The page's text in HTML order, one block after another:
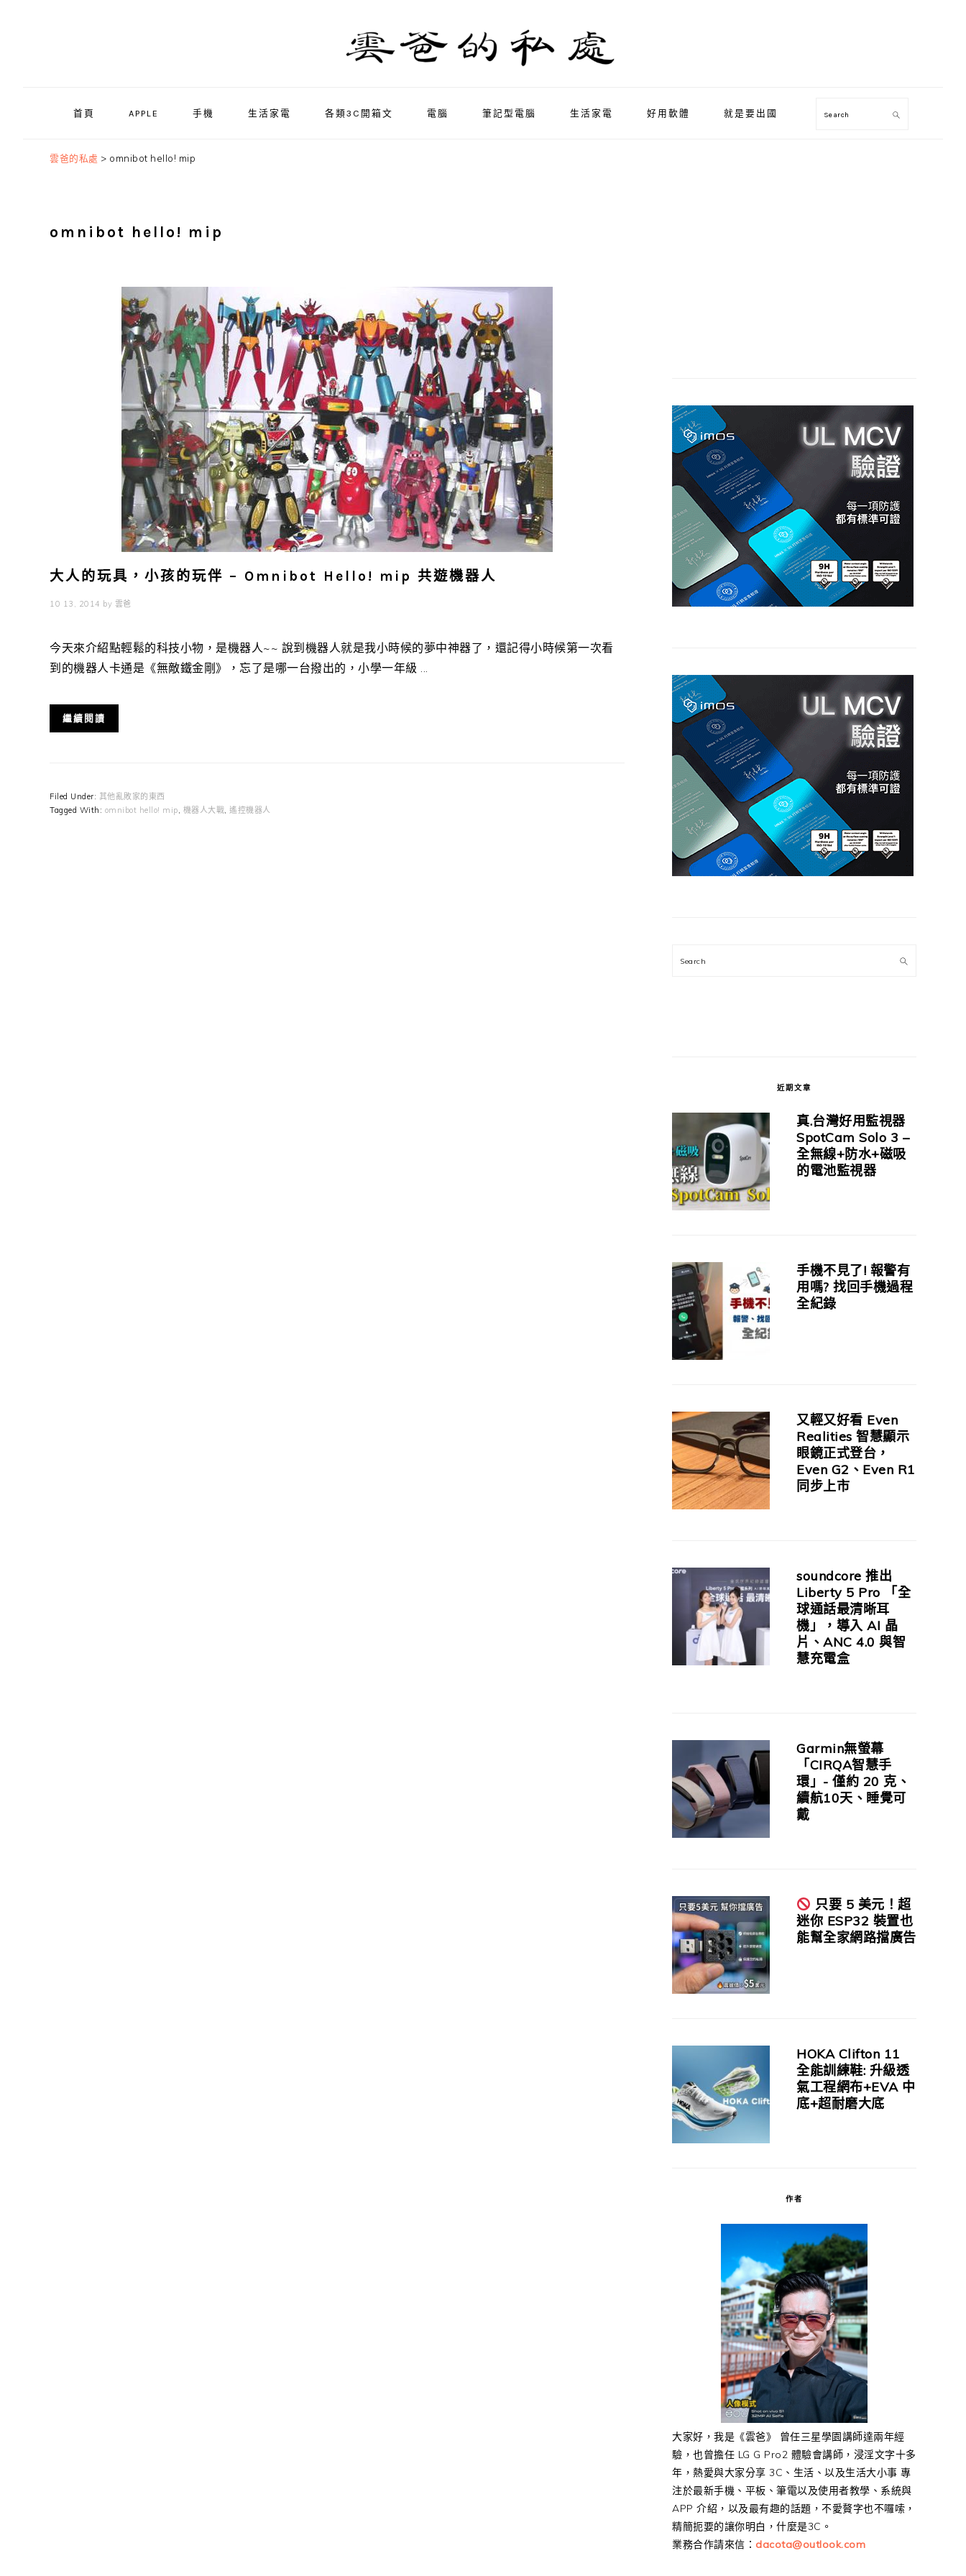
首頁 APPLE 手機 生活家電 各類3C開箱文 電腦 筆記型電腦 生活家電 好用軟體 就是要出國 Search
雲爸的私處 > omnibot hello! mip
omnibot hello! mip
大人的玩具，小孩的玩伴 – Omnibot Hello! mip 共遊機器人
10 13, 2014 by 雲爸
今天來介紹點輕鬆的科技小物，是機器人~~ 說到機器人就是我小時候的夢中神器了，還記得小時候第一次看
到的機器人卡通是《無敵鐵金剛》，忘了是哪一台撥出的，小學一年級 ...
繼續閱讀
Filed Under: 其他亂敗家的東西
Tagged With: omnibot hello! mip, 機器人大戰, 遙控機器人
Search
近期文章
真.台灣好用監視器
SpotCam Solo 3 –
全無線+防水+磁吸
的電池監視器
手機不見了! 報警有
用嗎? 找回手機過程
全紀錄
又輕又好看 Even
Realities 智慧顯示
眼鏡正式登台，
Even G2、Even R1
同步上市
soundcore 推出
Liberty 5 Pro 「全
球通話最清晰耳
機」，導入 AI 晶
片、ANC 4.0 與智
慧充電盒
Garmin無螢幕
「CIRQA智慧手
環」- 僅約 20 克、
續航10天、睡覺可
戴
只要 5 美元！超
迷你 ESP32 裝置也
能幫全家網路擋廣告
HOKA Clifton 11
全能訓練鞋: 升級透
氣工程網布+EVA 中
底+超耐磨大底
作者
大家好，我是《雲爸》 曾任三星學園講師達兩年經
驗，也曾擔任 LG G Pro2 體驗會講師，浸淫文字十多
年，熱愛與大家分享 3C、生活、以及生活大小事 專
注於最新手機、平板、筆電以及使用者教學、系統與
APP 介紹，以及最有趣的話題，不愛贅字也不囉嗦，
精簡扼要的讓你明白，什麼是3C。
業務合作請來信： dacota@outlook.com